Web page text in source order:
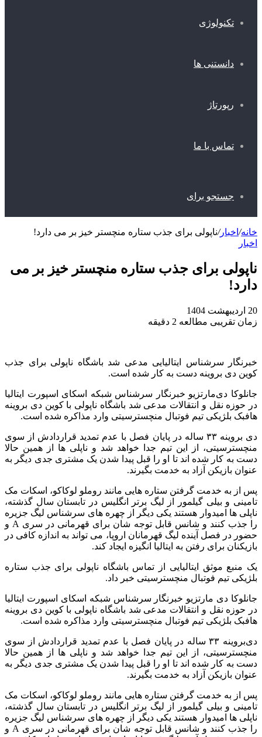
تکنولوژی
دانستنی ها
رپورتاژ
تماس با ما
جستجو برای
خانه/ اخبار/ناپولی برای جذب ستاره منچستر خیز بر می دارد!
اخبار
ناپولی برای جذب ستاره منچستر خیز بر می
دارد!
20 اردیبهشت 1404
زمان تقریبی مطالعه 2 دقیقه
خبرنگار سرشناس ایتالیایی مدعی شد باشگاه ناپولی برای جذب
کوین دی بروینه دست به کار شده است.
جانلوکا دی‌مارتزیو خبرنگار سرشناس شبکه اسکای اسپورت ایتالیا
در حوزه نقل‌ و انتقالات مدعی شد باشگاه ناپولی با کوین دی‌ بروینه
هافبک بلژیکی تیم فوتبال منچسترسیتی وارد مذاکره شده است.
دی‌ بروینه ۳۳ ساله در پایان فصل با عدم تمدید قراردادش از سوی
منچسترسیتی، از این تیم جدا خواهد شد و ناپلی‌ ها از همین حالا
دست به کار شده‌ اند تا او را قبل پیدا شدن یک مشتری جدی دیگر به‌
عنوان بازیکن آزاد به خدمت بگیرند.
پس از به خدمت گرفتن ستاره‌ هایی مانند روملو لوکاکو، اسکات مک‌
تامینی و بیلی گیلمور از لیگ برتر انگلیس در تابستان سال گذشته،
ناپلی‌ ها امیدوار هستند یکی دیگر از چهره‌ های سرشناس لیگ جزیره
را جذب کنند و شانس قابل توجه‌ شان برای قهرمانی در سری A و
حضور در فصل آینده لیگ قهرمانان اروپا، می‌ تواند به اندازه کافی در
بازیکنان برای رفتن به ایتالیا انگیزه ایجاد کند.
یک منبع موثق ایتالیایی از تماس باشگاه ناپولی برای جذب ستاره
بلژیکی تیم فوتبال منچسترسیتی خبر داد.
جانلوکا دی‌ مارتزیو خبرنگار سرشناس شبکه اسکای اسپورت ایتالیا
در حوزه نقل‌ و انتقالات مدعی شد باشگاه ناپولی با کوین دی‌ بروینه
هافبک بلژیکی تیم فوتبال منچسترسیتی وارد مذاکره شده است.
دی‌بروینه ۳۳ ساله در پایان فصل با عدم تمدید قراردادش از سوی
منچسترسیتی، از این تیم جدا خواهد شد و ناپلی‌ ها از همین حالا
دست به کار شده‌ اند تا او را قبل پیدا شدن یک مشتری جدی دیگر به‌
عنوان بازیکن آزاد به خدمت بگیرند.
پس از به خدمت گرفتن ستاره‌ هایی مانند روملو لوکاکو، اسکات مک‌
تامینی و بیلی گیلمور از لیگ برتر انگلیس در تابستان سال گذشته،
ناپلی‌ ها امیدوار هستند یکی دیگر از چهره‌ های سرشناس لیگ جزیره
را جذب کنند و شانس قابل توجه‌ شان برای قهرمانی در سری A و